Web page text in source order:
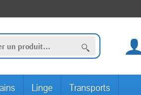
Linge Transports